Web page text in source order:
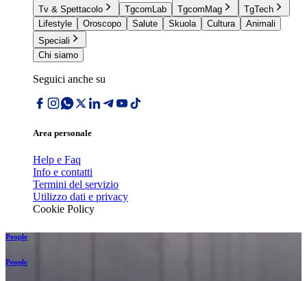
Tv & Spettacolo
TgcomLab TgcomMag
TgTech
Lifestyle
Oroscopo Salute Skuola Cultura
Animali
Speciali
Chi siamo
Seguici anche su
Area personale
Help e Faq
Info e contatti
Termini del servizio
Utilizzo dati e privacy
Cookie Policy
People
People